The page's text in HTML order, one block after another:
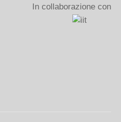
In collaborazione con